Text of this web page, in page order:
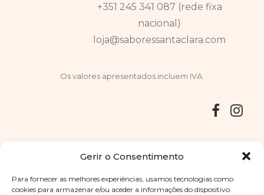
Gerir o Consentimento
Para fornecer as melhores experiências, usamos tecnologias como
cookies para armazenar e/ou aceder a informações do dispositivo.
+351 245 341 087 (rede fixa
nacional)
loja@saboressantaclara.com
Os valores apresentados incluem IVA.